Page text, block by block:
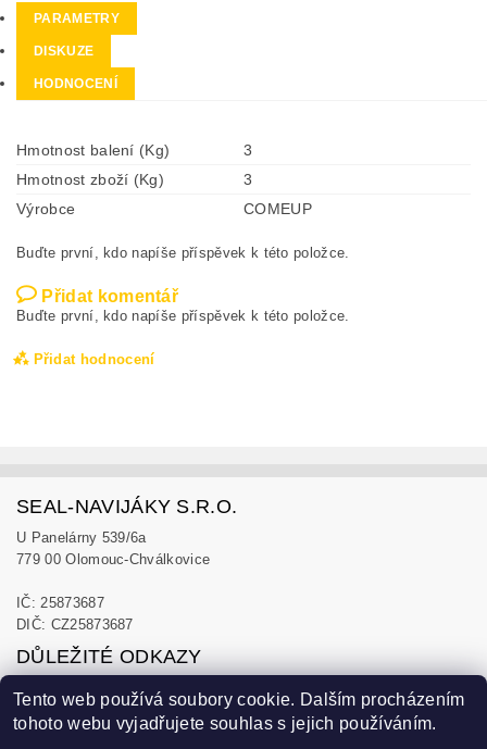
PARAMETRY
DISKUZE
HODNOCENÍ
Hmotnost balení (Kg)
3
Hmotnost zboží (Kg)
3
Výrobce
COMEUP
Buďte první, kdo napíše příspěvek k této položce.
Přidat komentář
Buďte první, kdo napíše příspěvek k této položce.
Přidat hodnocení
SEAL-NAVIJÁKY S.R.O.
U Panelárny 539/6a
779 00 Olomouc-Chválkovice
IČ: 25873687
DIČ: CZ25873687
DŮLEŽITÉ ODKAZY
Obchodní podmínky
Zásady ochrany osobních údajů
Blog
Tento web používá soubory cookie. Dalším procházením
tohoto webu vyjadřujete souhlas s jejich používáním.